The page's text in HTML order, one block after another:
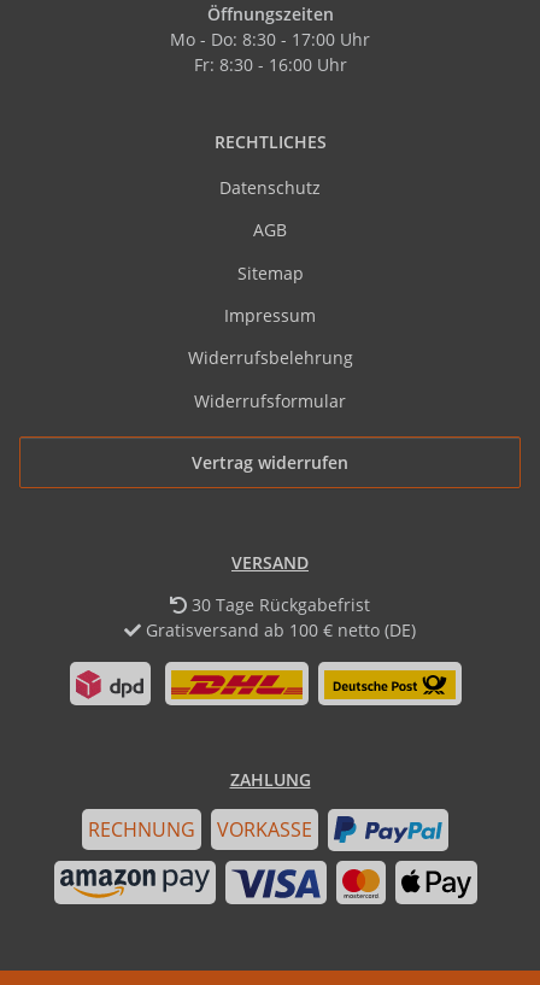
Öffnungszeiten
Mo - Do: 8:30 - 17:00 Uhr
Fr: 8:30 - 16:00 Uhr
RECHTLICHES
Datenschutz
AGB
Sitemap
Impressum
Widerrufsbelehrung
Widerrufsformular
Vertrag widerrufen
VERSAND
30 Tage Rückgabefrist
Gratisversand ab 100 € netto (DE)
ZAHLUNG
RECHNUNG VORKASSE